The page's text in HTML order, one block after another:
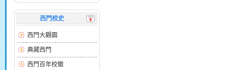
西門校史
西門大觀園
典藏西門
西門百年校徽